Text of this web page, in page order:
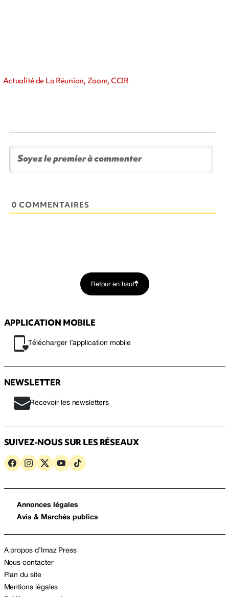
Actualité de La Réunion, Zoom, CCIR
0 COMMENTAIRES
Retour en haut
APPLICATION MOBILE
Télécharger l’application mobile
NEWSLETTER
Recevoir les newsletters
SUIVEZ-NOUS SUR LES RÉSEAUX
Annonces légales
Avis & Marchés publics
A propos d’Imaz Press
Nous contacter
Plan du site
Mentions légales